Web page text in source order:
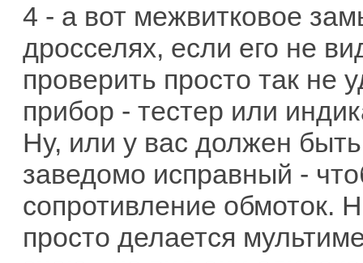
4 - а вот межвитковое
дросселях, если его не
проверить просто так не
прибор - тестер или
Ну, или у вас должен
заведомо исправный -
сопротивление обмоток.
просто делается